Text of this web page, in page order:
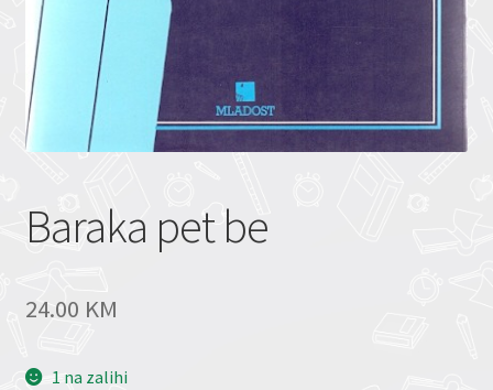
Baraka pet be
24.00 KM
1 na zalihi